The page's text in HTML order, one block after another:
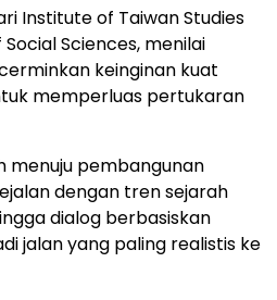
Institute of Taiwan Studies
Sciences, menilai
keinginan kuat
memperluas pertukaran
menuju pembangunan
dengan tren sejarah
dialog berbasiskan
jalan yang paling realistis ke